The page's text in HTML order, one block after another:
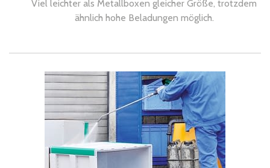
Viel leichter als Metallboxen gleicher Größe, trotzdem
ähnlich hohe Beladungen möglich.